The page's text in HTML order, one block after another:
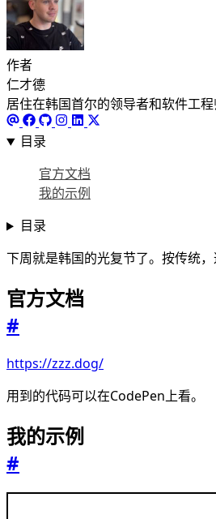
作者
仁才德
居住在韩国首尔的领导者和软件工
目录
官方文档
我的示例
目录
下周就是韩国的光复节了。按传统
官方文档
#
https://zzz.dog/
用到的代码可以在CodePen上看。
我的示例
#